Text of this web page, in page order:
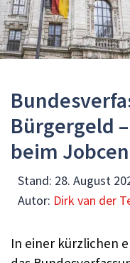
Bürgergeld
beim
Stand: 28. August
Autor: Dirk van der
In einer kürzlichen